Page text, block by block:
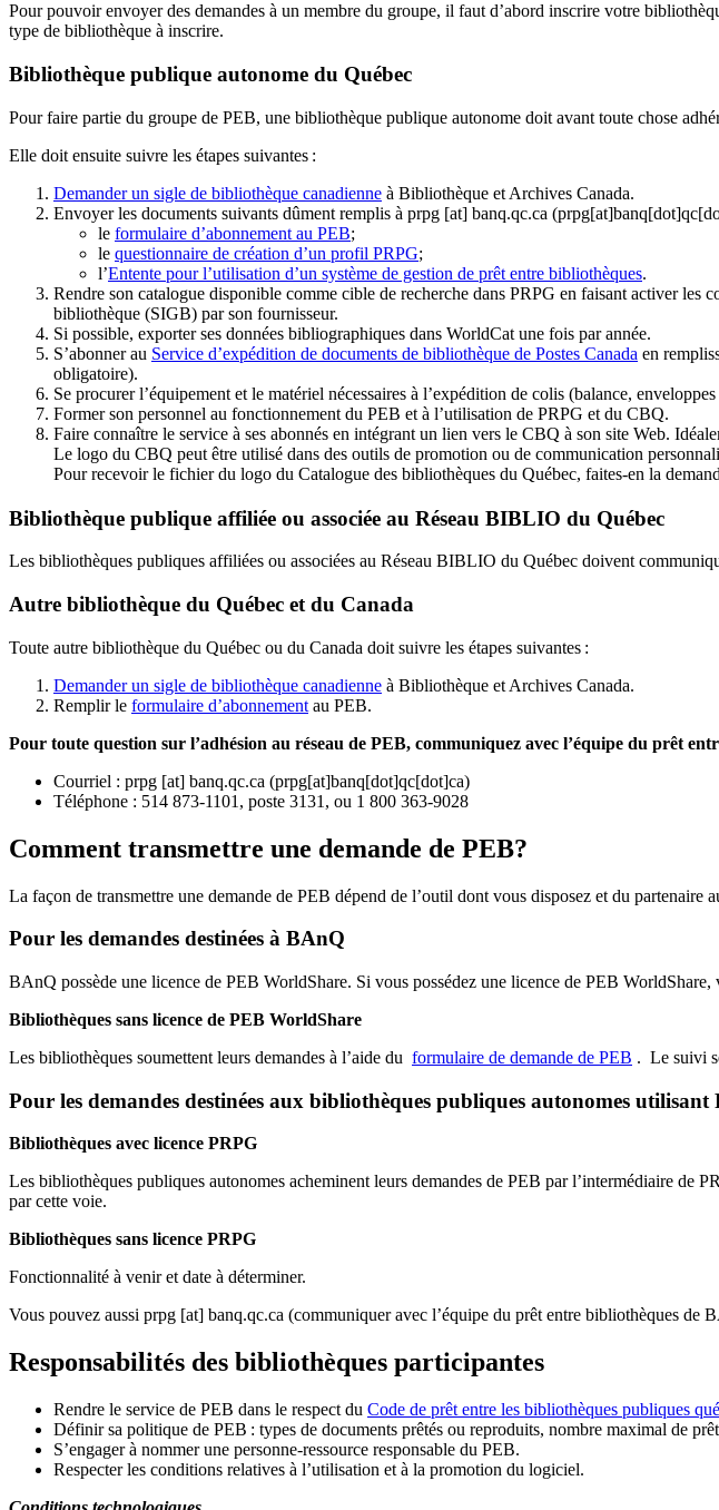
Pour pouvoir envoyer des demandes à un membre du groupe, il faut d’abord inscrire votre
type de bibliothèque à inscrire.
Bibliothèque publique autonome du Québec
Pour faire partie du groupe de PEB, une bibliothèque publique autonome doit avant toute chose
Elle doit ensuite suivre les étapes suivantes :
Demander un sigle de bibliothèque canadienne à Bibliothèque et Archives Canada.
Envoyer les documents suivants dûment remplis à prpg [at] banq.qc.ca
le formulaire d’abonnement au PEB;
le questionnaire de création d’un profil PRPG;
l’Entente pour l’utilisation d’un système de gestion de prêt entre bibliothèques.
Rendre son catalogue disponible comme cible de recherche dans PRPG en faisant activer les
bibliothèque (SIGB) par son fournisseur.
Si possible, exporter ses données bibliographiques dans WorldCat une fois par année.
S’abonner au Service d’expédition de documents de bibliothèque de Postes Canada en
obligatoire).
Se procurer l’équipement et le matériel nécessaires à l’expédition de colis (balance,
Former son personnel au fonctionnement du PEB et à l’utilisation de PRPG et du CBQ.
Faire connaître le service à ses abonnés en intégrant un lien vers le CBQ à son site Web.
Le logo du CBQ peut être utilisé dans des outils de promotion ou de communication
Pour recevoir le fichier du logo du Catalogue des bibliothèques du Québec, faites-en la
Bibliothèque publique affiliée ou associée au Réseau BIBLIO du Québec
Les bibliothèques publiques affiliées ou associées au Réseau BIBLIO du Québec doivent
Autre bibliothèque du Québec et du Canada
Toute autre bibliothèque du Québec ou du Canada doit suivre les étapes suivantes :
Demander un sigle de bibliothèque canadienne à Bibliothèque et Archives Canada.
Remplir le formulaire d’abonnement au PEB.
Pour toute question sur l’adhésion au réseau de PEB, communiquez avec l’équipe du prêt
Courriel : prpg [at] banq.qc.ca (prpg[at]banq[dot]qc[dot]ca)
Téléphone : 514 873-1101, poste 3131, ou 1 800 363-9028
Comment transmettre une demande de PEB?
La façon de transmettre une demande de PEB dépend de l’outil dont vous disposez et du partenaire
Pour les demandes destinées à BAnQ
BAnQ possède une licence de PEB WorldShare. Si vous possédez une licence de PEB
Bibliothèques sans licence de PEB WorldShare
Les bibliothèques soumettent leurs demandes à l’aide du formulaire de demande de PEB . Le suivi
Pour les demandes destinées aux bibliothèques publiques autonomes utilisant
Bibliothèques avec licence PRPG
Les bibliothèques publiques autonomes acheminent leurs demandes de PEB par l’intermédiaire de
par cette voie.
Bibliothèques sans licence PRPG
Fonctionnalité à venir et date à déterminer.
Vous pouvez aussi prpg [at] banq.qc.ca (communiquer avec l’équipe du prêt entre bibliothèques de
Responsabilités des bibliothèques participantes
Rendre le service de PEB dans le respect du Code de prêt entre les bibliothèques publiques
Définir sa politique de PEB : types de documents prêtés ou reproduits, nombre maximal de
S’engager à nommer une personne-ressource responsable du PEB.
Respecter les conditions relatives à l’utilisation et à la promotion du logiciel.